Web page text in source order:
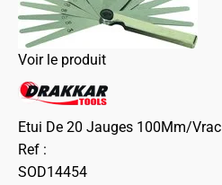
Voir le produit
Etui De 20 Jauges 100Mm/Vrac
Ref :
SOD14454